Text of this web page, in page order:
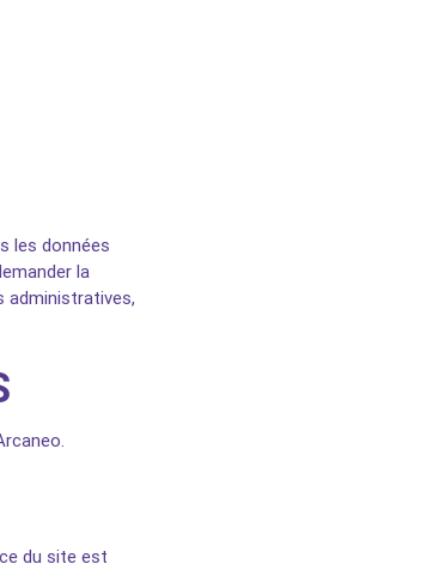
les données
la
administratives,
du site est